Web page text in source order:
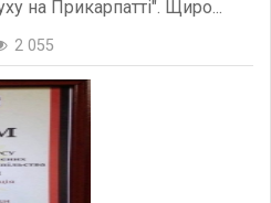
на Прикарпатті". Щиро...
2 055